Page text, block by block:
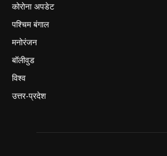
कोरोना अपडेट
पश्चिम बंगाल
मनोरंजन
बॉलीवुड
विश्व
उत्तर-प्रदेश